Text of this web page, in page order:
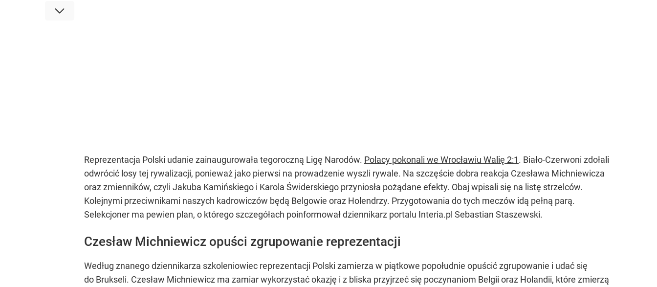
Reprezentacja Polski udanie zainaugurowała tegoroczną Ligę Narodów. Polacy pokonali we Wrocławiu Walię 2:1. Biało-Czerwoni zdołali
odwrócić losy tej rywalizacji, ponieważ jako pierwsi na prowadzenie wyszli rywale. Na szczęście dobra reakcja Czesława Michniewicza
oraz zmienników, czyli Jakuba Kamińskiego i Karola Świderskiego przyniosła pożądane efekty. Obaj wpisali się na listę strzelców.
Kolejnymi przeciwnikami naszych kadrowiczów będą Belgowie oraz Holendrzy. Przygotowania do tych meczów idą pełną parą.
Selekcjoner ma pewien plan, o którego szczegółach poinformował dziennikarz portalu Interia.pl Sebastian Staszewski.
Czesław Michniewicz opuści zgrupowanie reprezentacji
Według znanego dziennikarza szkoleniowiec reprezentacji Polski zamierza w piątkowe popołudnie opuścić zgrupowanie i udać się
do Brukseli. Czesław Michniewicz ma zamiar wykorzystać okazję i z bliska przyjrzeć się poczynaniom Belgii oraz Holandii, które zmierzą